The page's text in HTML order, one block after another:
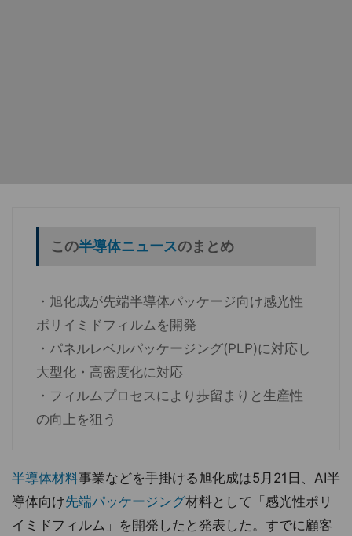
この半導体ニュースのまとめ
・旭化成が先端半導体パッケージ向け感光性
ポリイミドフィルムを開発
・パネルレベルパッケージング(PLP)に対応し
大型化・高密度化に対応
・フィルムプロセスにより歩留まりと生産性
の向上を狙う
半導体材料事業などを手掛ける旭化成は5月21日、AI半
導体向け先端パッケージング材料として「感光性ポリ
イミドフィルム」を開発したと発表した。すでに顧客